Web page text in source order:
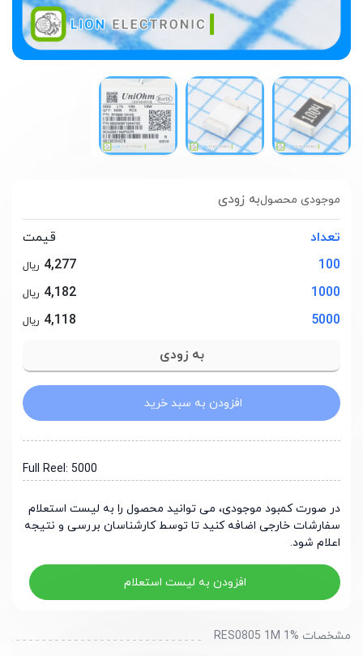
به زودیموجودی محصول
تعداد
قیمت
100
4,277 ریال
1000
4,182 ریال
5000
4,118 ریال
افزودن به سبد خرید
Full Reel: 5000
در صورت کمبود موجودی، می توانید محصول را به لیست استعلام
سفارشات خارجی اضافه کنید تا توسط کارشناسان بررسی و نتیجه
اعلام شود.
افزودن به لیست استعلام
مشخصات RES0805 1M 1%